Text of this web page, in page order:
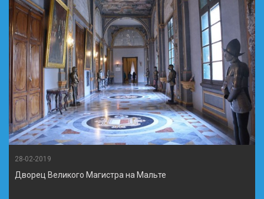
28-02-2019
Дворец Великого Магистра на Мальте